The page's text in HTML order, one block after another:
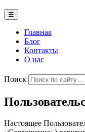
☰
Главная
Блог
Контакты
О нас
Поиск
Настоящее